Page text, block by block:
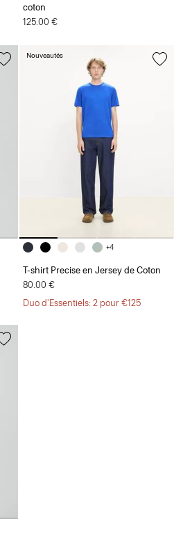
coton
125.00 €
+4
T-shirt Precise en Jersey de Coton
80.00 €
Duo d'Essentiels: 2 pour €125
Nouveautés